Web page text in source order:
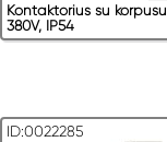
Kontaktorius su korpusu
380V, IP54
ID:0022285